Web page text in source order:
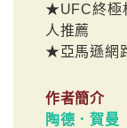
★UFC終極
人推薦
★亞馬遜網
作者簡介
陶德．賀曼